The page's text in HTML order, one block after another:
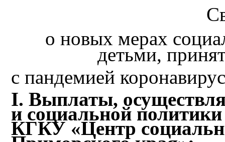
о новых мерах
детьми,
с пандемией
I. Выплаты,
и социальной
КГКУ «Центр